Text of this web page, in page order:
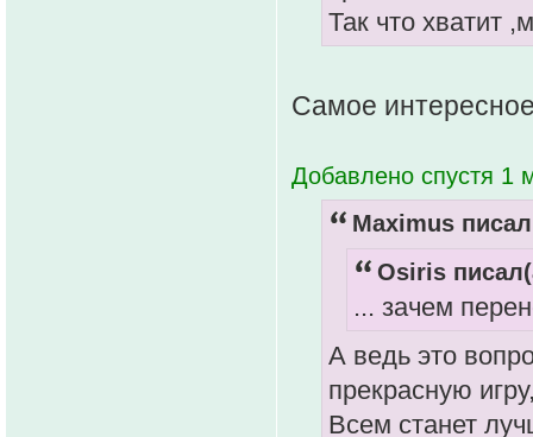
Так что хватит
Самое
Добавлено спустя 1
Maximus
Osiris
... зачем
А ведь это
прекрасную
Всем станет